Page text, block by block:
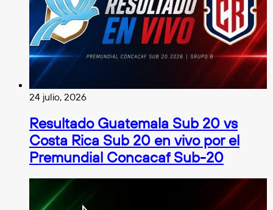
24 julio, 2026
Resultado Guatemala Sub 20 vs
Costa Rica Sub 20 en vivo por el
Premundial Concacaf Sub-20